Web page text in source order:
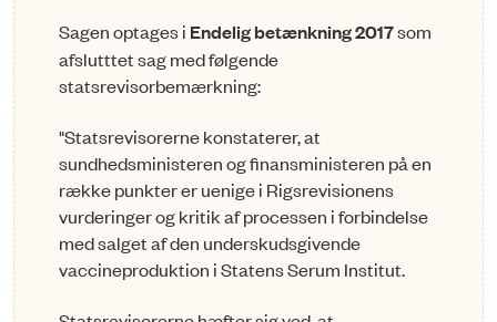
Sagen optages i Endelig betænkning 2017som
afslutttet sag med følgende
statsrevisorbemærkning:
"Statsrevisorerne konstaterer, at
sundhedsministeren og finansministeren på en
række punkter er uenige i Rigsrevisionens
vurderinger og kritik af processen i forbindelse
med salget af den underskudsgivende
vaccineproduktion i Statens Serum Institut.